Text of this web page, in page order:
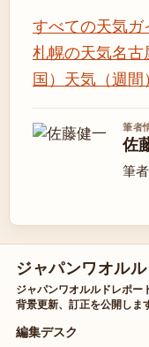
すべての天気ガ
札幌の天気名古
国） 天気（週間）
筆者
佐
筆
ジャパンワオル
ジャパンワオルルドレポー
背景更新、訂正を公開しま
編集デスク